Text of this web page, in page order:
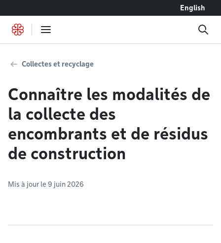
English
Collectes et recyclage
Connaître les modalités de
la collecte des
encombrants et de résidus
de construction
Mis à jour le 9 juin 2026